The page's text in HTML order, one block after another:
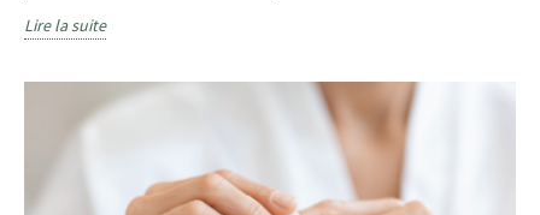
Lire la suite